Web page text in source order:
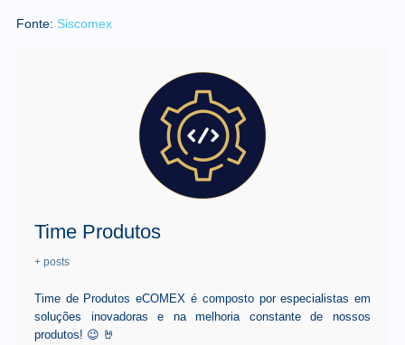
Fonte: Siscomex
Time Produtos
+ posts
Time de Produtos eCOMEX é composto por especialistas em
soluções inovadoras e na melhoria constante de nossos
produtos! 😉 🤘